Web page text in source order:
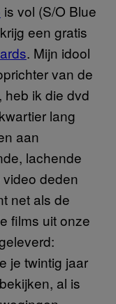
is vol (S/O Blue
een gratis
. Mijn idool
van de
heb ik die dvd
lang
aan
lachende
deden
net als de
films uit onze
je twintig jaar
al is